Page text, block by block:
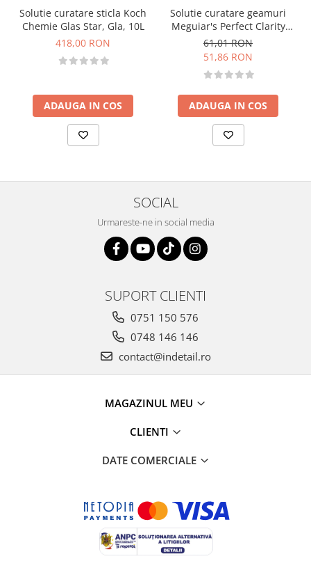
Solutie curatare sticla Koch
Chemie Glas Star, Gla, 10L
418,00 RON
ADAUGA IN COS
Solutie curatare geamuri
Meguiar's Perfect Clarity
Glass Cleaner, 709ml
61,01 RON
51,86 RON
ADAUGA IN COS
SOCIAL
Urmareste-ne in social media
SUPORT CLIENTI
0751 150 576
0748 146 146
contact@indetail.ro
MAGAZINUL MEU
CLIENTI
DATE COMERCIALE